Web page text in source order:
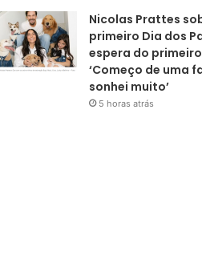
Nicolas Prattes
primeiro Dia dos
espera do
‘Começo de uma
sonhei muito’
5 horas atrás